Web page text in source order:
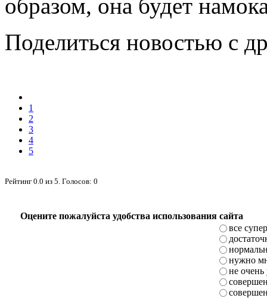
образом, она будет
Поделиться новостью с
1
2
3
4
5
Рейтинг 0.0 из 5 . Голосов: 0
Оцените пожалуйста удобства использования сайта
все супер
нужно
не очень